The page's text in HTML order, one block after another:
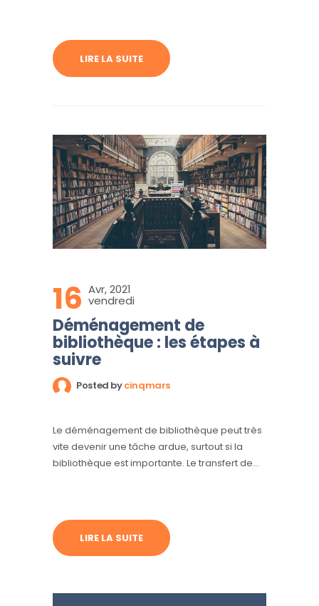
LIRE LA SUITE
16 Avr, 2021
vendredi
Déménagement de
bibliothèque : les étapes à
suivre
Posted bycinqmars
Le déménagement de bibliothèque peut très
vite devenir une tâche ardue, surtout si la
bibliothèque est importante. Le transfert de
procède avec méthode et organisation et si
l’on bénéficie de l’aide d’un professionnel.
LIRE LA SUITE